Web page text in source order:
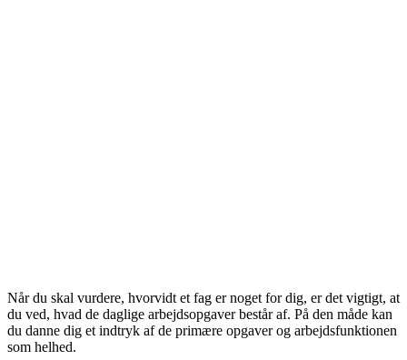
Når du skal vurdere, hvorvidt et fag er noget for dig, er det vigtigt, at
du ved, hvad de daglige arbejdsopgaver består af. På den måde kan
du danne dig et indtryk af de primære opgaver og arbejdsfunktionen
som helhed.